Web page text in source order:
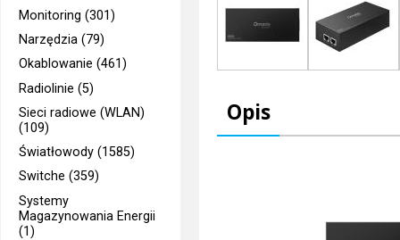
Monitoring (301)
Narzędzia (79)
Okablowanie (461)
Radiolinie (5)
Sieci radiowe (WLAN)
(109)
Światłowody (1585)
Switche (359)
Systemy
Magazynowania Energii
(1)
Opis